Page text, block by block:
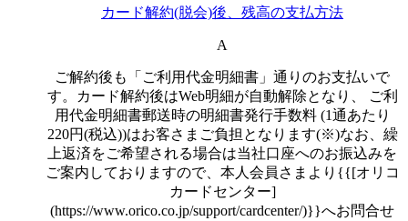
カード解約(脱会)後、残高の支払方法
A
ご解約後も「ご利用代金明細書」通りのお支払いで
す。カード解約後はWeb明細が自動解除となり、 ご利
用代金明細書郵送時の明細書発行手数料 (1通あたり
220円(税込))はお客さまご負担となります(※)なお、繰
上返済をご希望される場合は当社口座へのお振込みを
ご案内しておりますので、本人会員さまより{{[オリコ
カードセンター]
(https://www.orico.co.jp/support/cardcenter/)}}へお問合せ